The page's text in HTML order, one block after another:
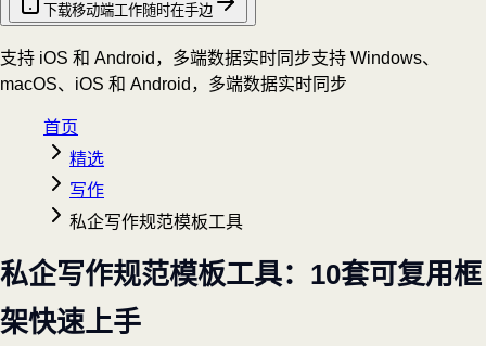
下载移动端工作随时在手边
支持 iOS 和 Android，多端数据实时同步支持 Windows、
macOS、iOS 和 Android，多端数据实时同步
首页
精选
写作
私企写作规范模板工具
私企写作规范模板工具：10套可复用框
架快速上手